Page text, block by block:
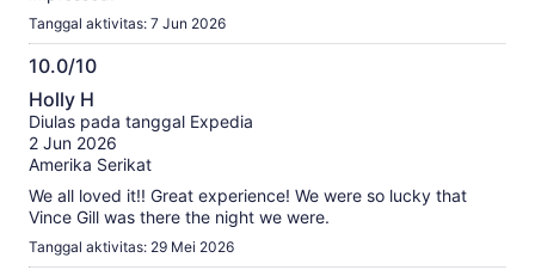
Tanggal aktivitas: 7 Jun 2026
10.0/10
10.0
dari
10
Holly H
Diulas pada tanggal Expedia
2 Jun 2026
Amerika Serikat
We all loved it!! Great experience! We were so lucky that
Vince Gill was there the night we were.
Tanggal aktivitas: 29 Mei 2026